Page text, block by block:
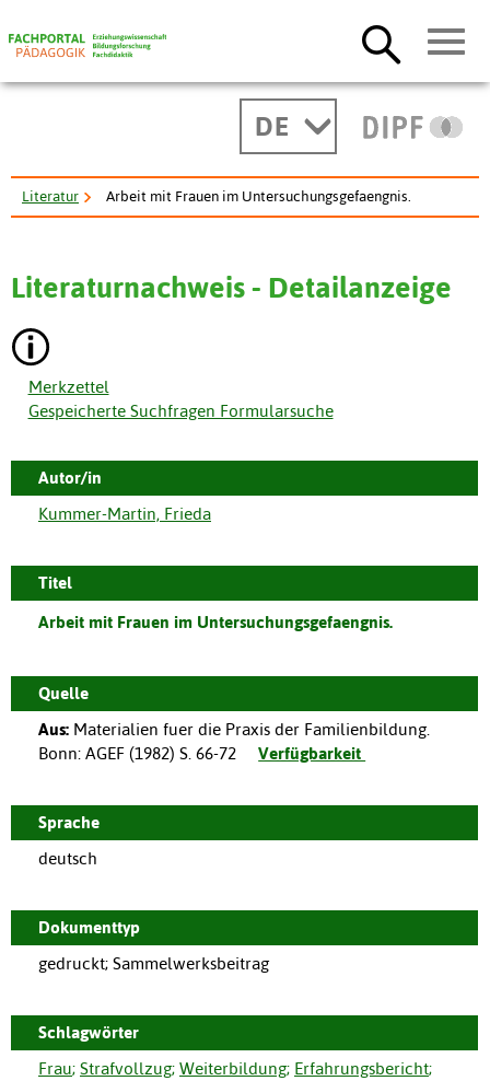
DE
Literatur Arbeit mit Frauen im Untersuchungsgefaengnis.
Literaturnachweis - Detailanzeige
Merkzettel
Gespeicherte Suchfragen Formularsuche
Autor/in
Kummer-Martin, Frieda
Titel
Arbeit mit Frauen im Untersuchungsgefaengnis.
Quelle
Aus: Materialien fuer die Praxis der Familienbildung.
Bonn: AGEF (1982) S. 66-72 Verfügbarkeit
Sprache
deutsch
Dokumenttyp
gedruckt; Sammelwerksbeitrag
Schlagwörter
Frau; Strafvollzug; Weiterbildung; Erfahrungsbericht;